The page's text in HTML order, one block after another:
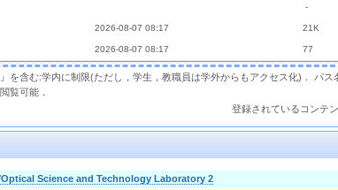
  -
2026-08-07 08:17 21K
2026-08-07 08:17 77
を含む:学内に制限(ただし，学生，教職員は学外からもアクセス化)． パ
覧可能．
登録されているコンテ
Optical Science and Technology Laboratory 2